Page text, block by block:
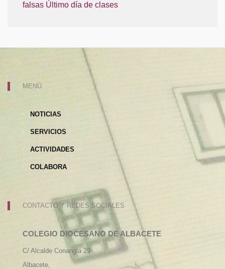
falsas Último día de clases
MENÚ
NOTICIAS
SERVICIOS
ACTIVIDADES
COLABORA
CONTACTO Y REDES SOCIALES
COLEGIO DIOCESANO DE ALBACETE
C/ Alcalde Conangla 29
Albacete,